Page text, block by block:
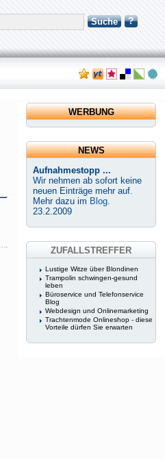
Suche ?
WERBUNG
NEWS
Aufnahmestopp ...
Wir nehmen ab sofort keine
neuen Einträge mehr auf.
Mehr dazu im Blog.
23.2.2009
ZUFALLSTREFFER
Lustige Witze über Blondinen
Trampolin schwingen-gesund
leben
Büroservice und Telefonservice
Blog
Webdesign und Onlinemarketing
Trachtenmode Onlineshop - diese
Vorteile dürfen Sie erwarten